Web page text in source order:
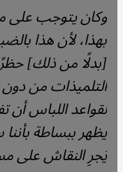
وكان يتوجب على
بهذا، لأن هذا
[بدلًا من ذلك]
لقواعد اللباس أن
يظهر ببساطة
يَجرِ النقاش على